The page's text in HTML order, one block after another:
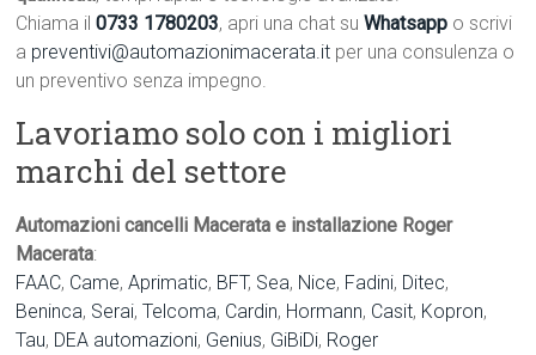
Chiama il0733 1780203, apri una chat suWhatsapp o scrivi
a preventivi@automazionimacerata.it per una consulenza o
un preventivo senza impegno.
Lavoriamo solo con i migliori
marchi del settore
Automazioni cancelli Macerata e installazione Roger
Macerata:
FAAC, Came,Aprimatic, BFT, Sea, Nice, Fadini, Ditec,
Beninca, Serai,Telcoma, Cardin, Hormann, Casit, Kopron,
Tau, DEA automazioni, Genius, GiBiDi, Roger